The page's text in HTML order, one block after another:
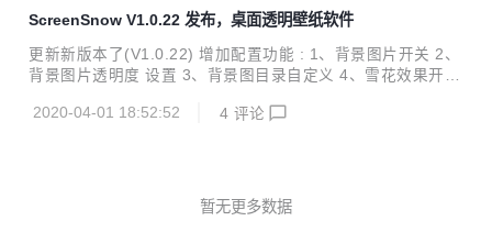
以抓取并统计所有维护网站的关键词、网站状态、网站是否备
案等数据，生成excel表格，可以在几分钟内获取到异常网站
有哪些，然后针对性的处理。 SEO Tools 目前提供了三个模
绍这几个模块对应的工具。 1、百度爱采购 我们的小伙伴需要
ScreenSnow V1.0.22 发布，桌面透明壁纸软件
更新新版本了(V1.0.22) 增加配置功能 : 1、背景图片开关 2、
背景图片透明度 设置 3、背景图目录自定义 4、雪花效果开关
2020-04-01 18:52:52
4 评论
暂无更多数据